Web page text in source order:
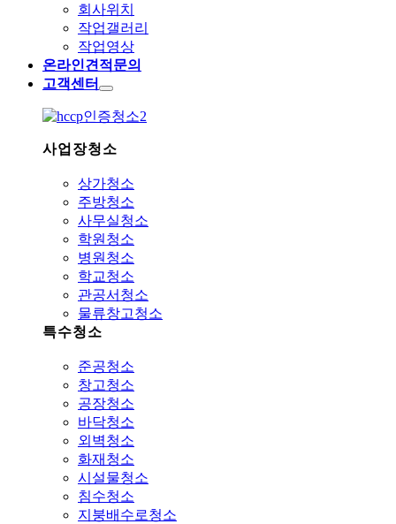
회사위치
작업갤러리
작업영상
온라인견적문의
고객센터
사업장청소
상가청소
주방청소
사무실청소
학원청소
병원청소
학교청소
관공서청소
물류창고청소
특수청소
준공청소
창고청소
공장청소
바닥청소
외벽청소
화재청소
시설물청소
침수청소
지붕배수로청소